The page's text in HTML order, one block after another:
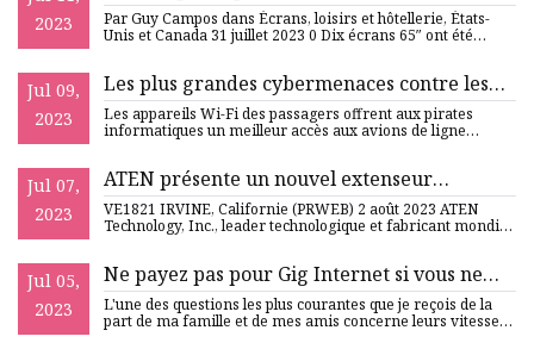
2023
suspendus au centre avec des menus
Par Guy Campos dans Écrans, loisirs et hôtellerie, États-
Unis et Canada 31 juillet 2023 0 Dix écrans 65″ ont été
Jul 09,
2023
Les plus grandes cybermenaces contre les
avions viennent du sol
Les appareils Wi-Fi des passagers offrent aux pirates
informatiques un meilleur accès aux avions de ligne
Jul 07,
2023
ATEN présente un nouvel extenseur
économique
VE1821 IRVINE, Californie (PRWEB) 2 août 2023 ATEN
Technology, Inc., leader technologique et fabricant mondial
Jul 05,
2023
Ne payez pas pour Gig Internet si vous ne
disposez pas d'appareils prenant en charge
Gig Internet
L'une des questions les plus courantes que je reçois de la
part de ma famille et de mes amis concerne leurs vitesses